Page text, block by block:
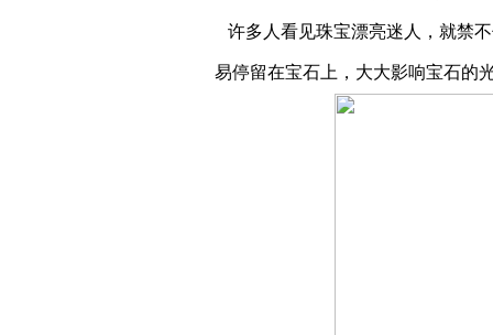
许多人看见珠宝漂亮迷人，就禁
易停留在宝石上，大大影响宝石的